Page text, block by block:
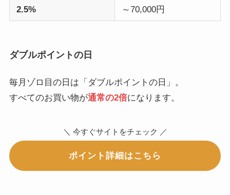
2.5% ～70,000円
ダブルポイントの日
毎月ゾロ目の日は「ダブルポイントの日」。
すべてのお買い物が通常の2倍になります。
＼ 今すぐサイトをチェック ／
ポイント詳細はこちら